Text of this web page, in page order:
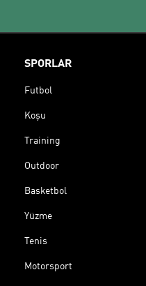
SPORLAR
Futbol
Koşu
Training
Outdoor
Basketbol
Yüzme
Tenis
Motorsport